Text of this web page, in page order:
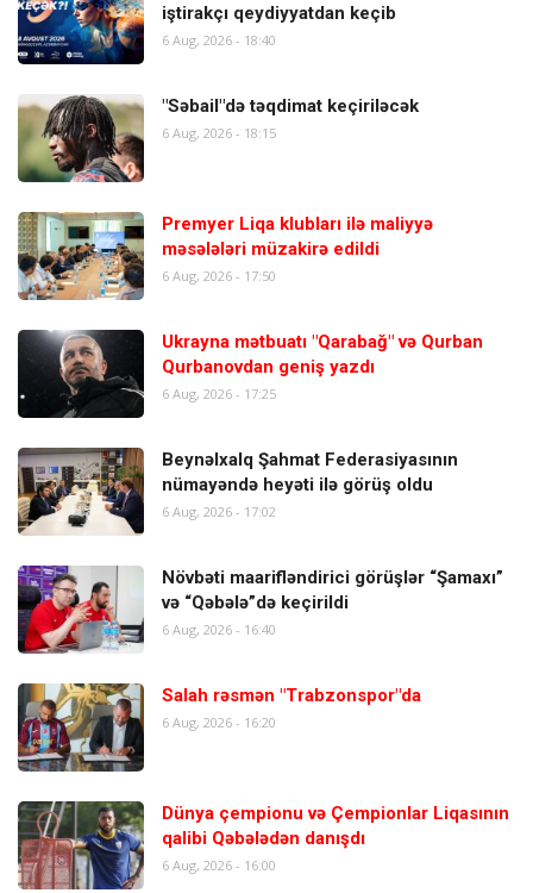
iştirakçı qeydiyyatdan keçib
6 Aug, 2026 - 18:40
"Səbail"də təqdimat keçiriləcək
6 Aug, 2026 - 18:15
Premyer Liqa klubları ilə maliyyə
məsələləri müzakirə edildi
6 Aug, 2026 - 17:50
Ukrayna mətbuatı "Qarabağ" və Qurban
Qurbanovdan geniş yazdı
6 Aug, 2026 - 17:25
Beynəlxalq Şahmat Federasiyasının
nümayəndə heyəti ilə görüş oldu
6 Aug, 2026 - 17:02
Növbəti maarifləndirici görüşlər “Şamaxı”
və “Qəbələ”də keçirildi
6 Aug, 2026 - 16:40
Salah rəsmən "Trabzonspor"da
6 Aug, 2026 - 16:20
Dünya çempionu və Çempionlar Liqasının
qalibi Qəbələdən danışdı
6 Aug, 2026 - 16:00